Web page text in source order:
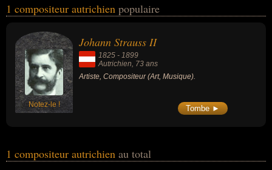
Ces personnalités (de sexe masculin) peuvent avoir des liens
peuvent également avoir été artiste.
1 compositeur autrichien populaire
Notez-le !
Johann Strauss II
1825 - 1899
Autrichien, 73 ans
Artiste, Compositeur (Art, Musique).
Tombe ►
1 compositeur autrichien au total